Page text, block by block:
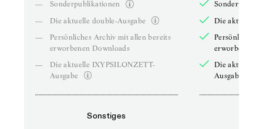
—
Sonderpublikationen
—
Die aktuelle double-Ausgabe
—
Persönliches Archiv mit allen bereits
erworbenen Downloads
—
Die aktuelle IXYPSILONZETT-
Ausgabe
Sonstiges
Die aktuelle
Persönliches
erworbenen
Die aktuelle
Ausgabe